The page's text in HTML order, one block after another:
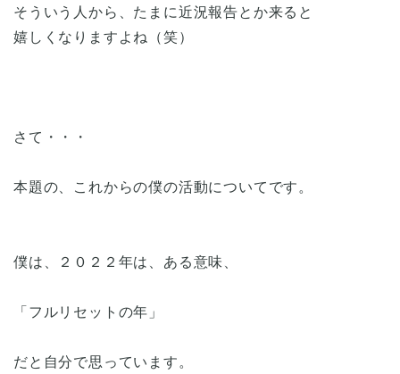
そういう人から、たまに近況報告とか来ると
嬉しくなりますよね（笑）
さて・・・
本題の、これからの僕の活動についてです。
僕は、２０２２年は、ある意味、
「フルリセットの年」
だと自分で思っています。